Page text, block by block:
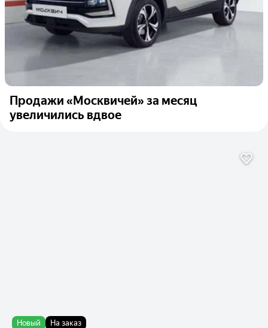
Продажи «Москвичей» за месяц
увеличились вдвое
Новый На заказ